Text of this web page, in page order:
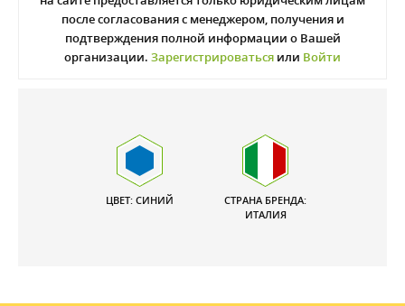
после согласования с менеджером, получения и
подтверждения полной информации о Вашей
организации. Зарегистрироваться или Войти
ЦВЕТ: СИНИЙ
СТРАНА БРЕНДА:
ИТАЛИЯ